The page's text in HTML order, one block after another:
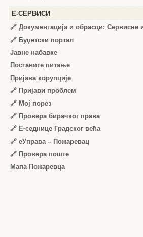
Е-СЕРВИСИ
🔗 Документација и обрасци: Сервисне
🔗 Буџетски портал
Јавне набавке
Поставите питање
Пријава корупције
🔗 Пријави проблем
🔗 Мој порез
🔗 Провера бирачког права
🔗 Е-седнице Градског већа
🔗 еУправа – Пожаревац
🔗 Провера поште
Мапа Пожаревца